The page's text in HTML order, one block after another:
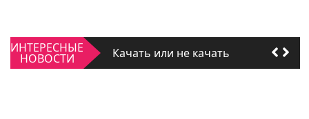
ИНТЕРЕСНЫЕ
НОВОСТИ
Качать или не качать